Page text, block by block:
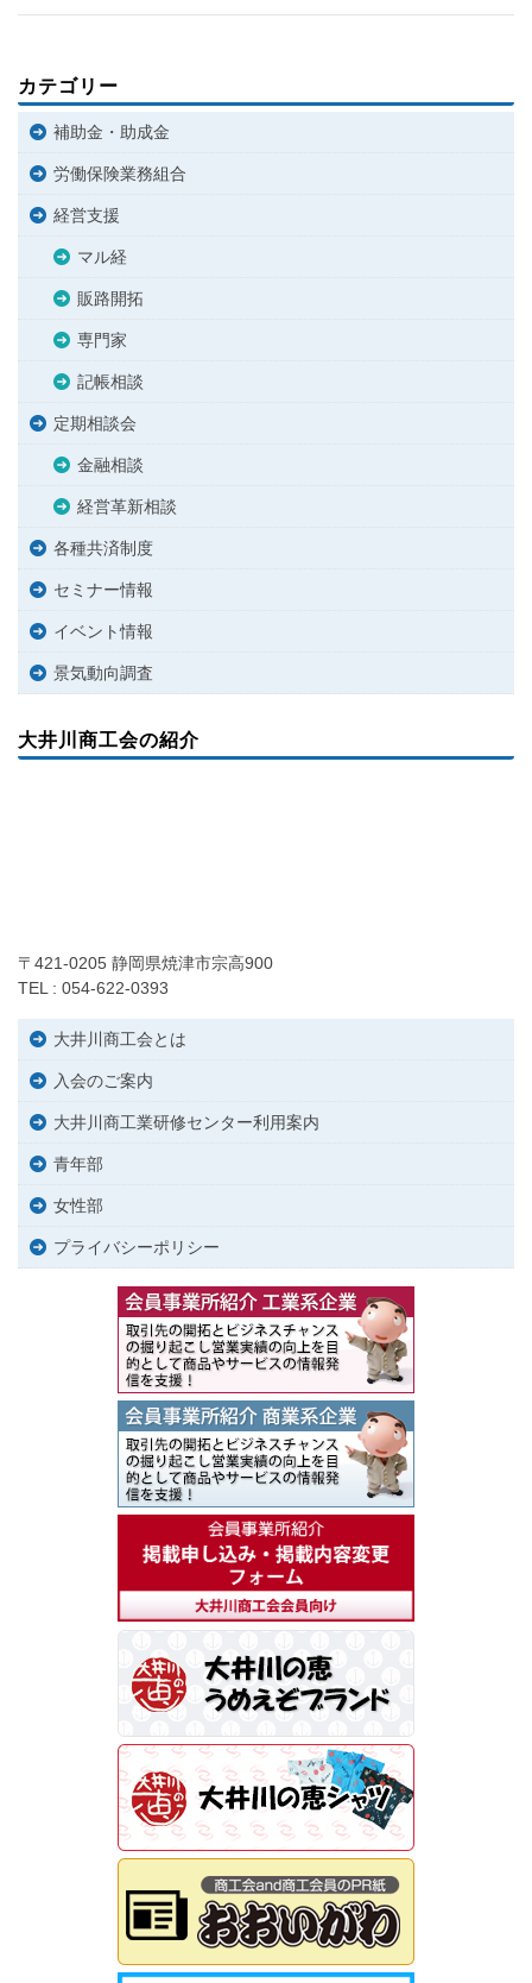
カテゴリー
補助金・助成金
労働保険業務組合
経営支援
マル経
販路開拓
専門家
記帳相談
定期相談会
金融相談
経営革新相談
各種共済制度
セミナー情報
イベント情報
景気動向調査
大井川商工会の紹介
〒421-0205 静岡県焼津市宗高900
TEL : 054-622-0393
大井川商工会とは
入会のご案内
大井川商工業研修センター利用案内
青年部
女性部
プライバシーポリシー